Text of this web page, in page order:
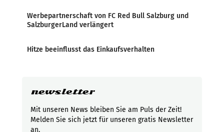
Werbepartnerschaft von FC Red Bull Salzburg und
SalzburgerLand verlängert
Hitze beeinflusst das Einkaufsverhalten
newsletter
Mit unseren News bleiben Sie am Puls der Zeit!
Melden Sie sich jetzt für unseren gratis Newsletter
an.